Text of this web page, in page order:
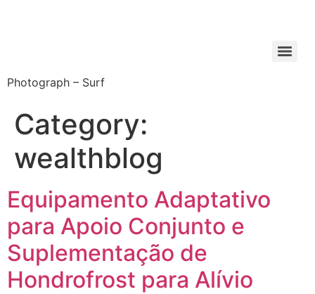
Photograph – Surf
Category:
wealthblog
Equipamento Adaptativo
para Apoio Conjunto e
Suplementação de
Hondrofrost para Alívio